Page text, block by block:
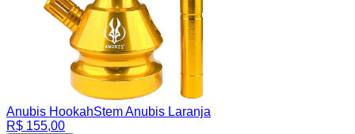
Anubis HookahStem Anubis Laranja
R$ 155,00